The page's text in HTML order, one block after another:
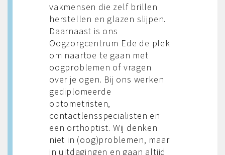
vakmensen die zelf brillen
herstellen en glazen slijpen.
Daarnaast is ons
Oogzorgcentrum Ede de plek
om naartoe te gaan met
oogproblemen of vragen
over je ogen. Bij ons werken
gediplomeerde
optometristen,
contactlensspecialisten en
een orthoptist. Wij denken
niet in (oog)problemen, maar
in uitdagingen en gaan altijd